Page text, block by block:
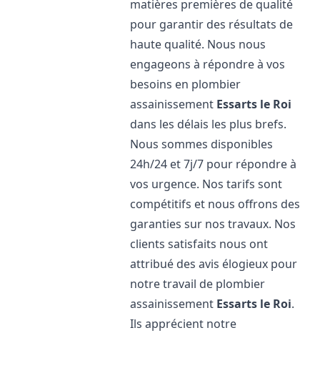
matières premières de qualité
pour garantir des résultats de
haute qualité. Nous nous
engageons à répondre à vos
besoins en plombier
assainissement Essarts le Roi
dans les délais les plus brefs.
Nous sommes disponibles
24h/24 et 7j/7 pour répondre à
vos urgence. Nos tarifs sont
compétitifs et nous offrons des
garanties sur nos travaux. Nos
clients satisfaits nous ont
attribué des avis élogieux pour
notre travail de plombier
assainissement Essarts le Roi.
Ils apprécient notre